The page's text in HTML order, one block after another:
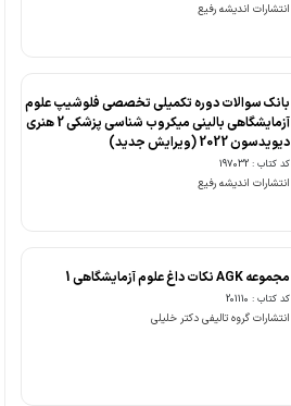
انتشارات اندیشه رفیع
بانک سوالات دوره تکمیلی تخصصی فلوشیپ علوم
آزمایشگاهی بالینی میکروب شناسی پزشکی 2 هنری
دیویدسون 2022 (ویرایش جدید)
کد کتاب : 197032
انتشارات اندیشه رفیع
مجموعه AGK نکات داغ علوم آزمایشگاهی 1
کد کتاب : 201110
انتشارات گروه تالیفی دکتر خلیلی